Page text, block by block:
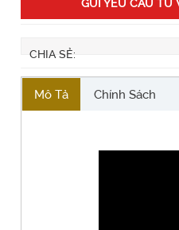
GỬI YÊU CẦU TƯ
CHIA SẺ:
Mô Tả Chính Sách